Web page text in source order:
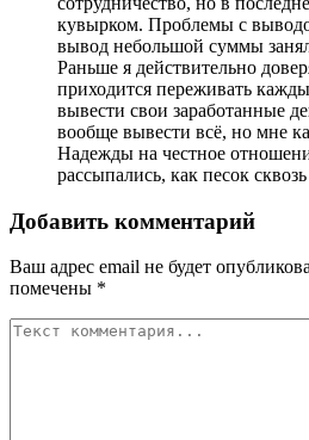
кувырком. Проблемы с
вывод небольшой суммы
Раньше я действительно
приходится переживать
вывести свои заработанные
вообще вывести всё, но мне
Надежды на честное
рассыпались, как песок
Добавить комментарий
Ваш адрес email не будет
помечены *